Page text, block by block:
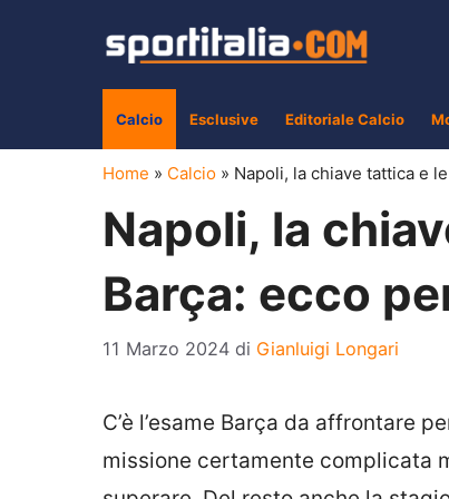
Calcio Esclusive Editoriale Calcio
Home » Calcio » Napoli, la chiave tattica e
Napoli, la
Barça: ecco
11 Marzo 2024 di Gianluigi Longari
C’è l’esame Barça da affrontare
missione certamente complicata